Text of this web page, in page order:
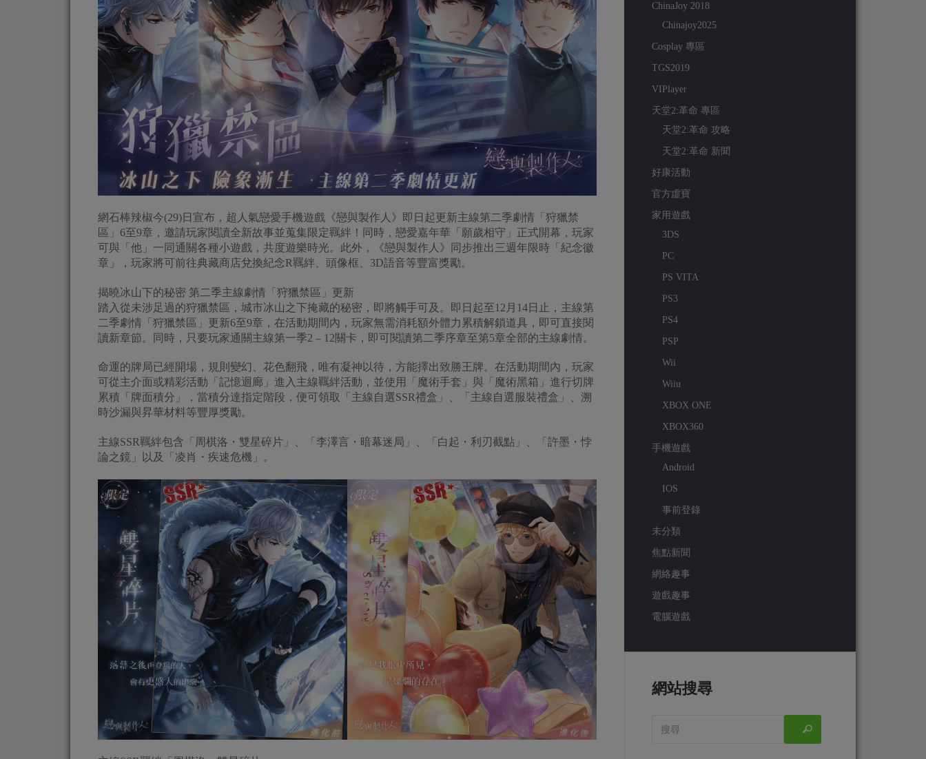
網石棒辣椒今(29)日宣布，超人氣戀愛手機遊戲《戀與製作人》即日起更新主線第二季劇情「狩獵禁
區」6至9章，邀請玩家閱讀全新故事並蒐集限定羈絆！同時，戀愛嘉年華「願歲相守」正式開幕，玩家
可與「他」一同通關各種小遊戲，共度遊樂時光。此外，《戀與製作人》同步推出三週年限時「紀念徽
章」，玩家將可前往典藏商店兌換紀念R羈絆、頭像框、3D語音等豐富獎勵。
揭曉冰山下的秘密 第二季主線劇情「狩獵禁區」更新
踏入從未涉足過的狩獵禁區，城市冰山之下掩藏的秘密，即將觸手可及。即日起至12月14日止，主線第
二季劇情「狩獵禁區」更新6至9章，在活動期間內，玩家無需消耗額外體力累積解鎖道具，即可直接閱
讀新章節。同時，只要玩家通關主線第一季2 – 12關卡，即可閱讀第二季序章至第5章全部的主線劇情。
命運的牌局已經開場，規則變幻、花色翻飛，唯有凝神以待，方能擇出致勝王牌。在活動期間內，玩家
可從主介面或精彩活動「記憶迴廊」進入主線羈絆活動，並使用「魔術手套」與「魔術黑箱」進行切牌
累積「牌面積分」，當積分達指定階段，便可領取「主線自選SSR禮盒」、「主線自選服裝禮盒」、溯
時沙漏與昇華材料等豐厚獎勵。
主線SSR羈絆包含「周棋洛・雙星碎片」、「李澤言・暗幕迷局」、「白起・利刃截點」、「許墨・悖
論之鏡」以及「凌肖・疾速危機」。
ChinaJoy 2018
Chinajoy2025
Cosplay 專區
TGS2019
VIPlayer
天堂2:革命 專區
天堂2:革命 攻略
天堂2:革命 新聞
好康活動
官方虛寶
家用遊戲
3DS
PC
PS VITA
PS3
PS4
PSP
Wii
Wiiu
XBOX ONE
XBOX360
手機遊戲
Android
IOS
事前登錄
未分類
焦點新聞
網絡趣事
遊戲趣事
電腦遊戲
網站搜尋